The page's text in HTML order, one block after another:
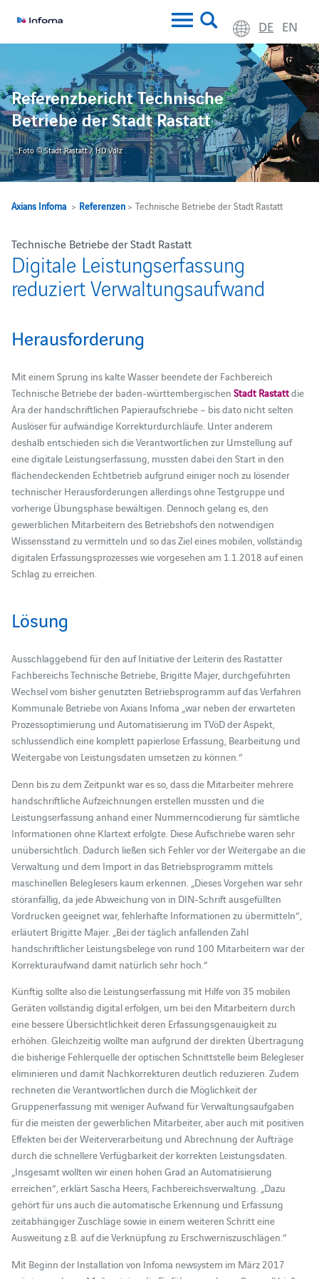
DE EN
Referenzbericht Technische
Betriebe der Stadt Rastatt
Foto © Stadt Rastatt / HD Volz
Axians Infoma> Referenzen> Technische Betriebe der Stadt Rastatt
Technische Betriebe der Stadt Rastatt
Digitale Leistungserfassung
reduziert Verwaltungsaufwand
Herausforderung
Mit einem Sprung ins kalte Wasser beendete der Fachbereich
Technische Betriebe der baden-württembergischen Stadt Rastattdie
Ära der handschriftlichen Papieraufschriebe – bis dato nicht selten
Auslöser für aufwändige Korrekturdurchläufe. Unter anderem
deshalb entschieden sich die Verantwortlichen zur Umstellung auf
eine digitale Leistungserfassung, mussten dabei den Start in den
flächendeckenden Echtbetrieb aufgrund einiger noch zu lösender
technischer Herausforderungen allerdings ohne Testgruppe und
vorherige Übungsphase bewältigen. Dennoch gelang es, den
gewerblichen Mitarbeitern des Betriebshofs den notwendigen
Wissensstand zu vermitteln und so das Ziel eines mobilen, vollständig
digitalen Erfassungsprozesses wie vorgesehen am 1.1.2018 auf einen
Schlag zu erreichen.
Lösung
Ausschlaggebend für den auf Initiative der Leiterin des Rastatter
Fachbereichs Technische Betriebe, Brigitte Majer, durchgeführten
Wechsel vom bisher genutzten Betriebsprogramm auf das Verfahren
Kommunale Betriebe von Axians Infoma „war neben der erwarteten
Prozessoptimierung und Automatisierung im TVöD der Aspekt,
schlussendlich eine komplett papierlose Erfassung, Bearbeitung und
Weitergabe von Leistungsdaten umsetzen zu können.“
Denn bis zu dem Zeitpunkt war es so, dass die Mitarbeiter mehrere
handschriftliche Aufzeichnungen erstellen mussten und die
Leistungserfassung anhand einer Nummerncodierung für sämtliche
Informationen ohne Klartext erfolgte. Diese Aufschriebe waren sehr
unübersichtlich. Dadurch ließen sich Fehler vor der Weitergabe an die
Verwaltung und dem Import in das Betriebsprogramm mittels
maschinellen Beleglesers kaum erkennen. „Dieses Vorgehen war sehr
störanfällig, da jede Abweichung von in DIN-Schrift ausgefüllten
Vordrucken geeignet war, fehlerhafte Informationen zu übermitteln“,
erläutert Brigitte Majer. „Bei der täglich anfallenden Zahl
handschriftlicher Leistungsbelege von rund 100 Mitarbeitern war der
Korrekturaufwand damit natürlich sehr hoch.“
Künftig sollte also die Leistungserfassung mit Hilfe von 35 mobilen
Geräten vollständig digital erfolgen, um bei den Mitarbeitern durch
eine bessere Übersichtlichkeit deren Erfassungsgenauigkeit zu
erhöhen. Gleichzeitig wollte man aufgrund der direkten Übertragung
die bisherige Fehlerquelle der optischen Schnittstelle beim Belegleser
eliminieren und damit Nachkorrekturen deutlich reduzieren. Zudem
rechneten die Verantwortlichen durch die Möglichkeit der
Gruppenerfassung mit weniger Aufwand für Verwaltungsaufgaben
für die meisten der gewerblichen Mitarbeiter, aber auch mit positiven
Effekten bei der Weiterverarbeitung und Abrechnung der Aufträge
durch die schnellere Verfügbarkeit der korrekten Leistungsdaten.
„Insgesamt wollten wir einen hohen Grad an Automatisierung
erreichen“, erklärt Sascha Heers, Fachbereichsverwaltung. „Dazu
gehört für uns auch die automatische Erkennung und Erfassung
zeitabhängiger Zuschläge sowie in einem weiteren Schritt eine
Ausweitung z.B. auf die Verknüpfung zu Erschwerniszuschlägen.“
Mit Beginn der Installation von Infoma newsystem im März 2017